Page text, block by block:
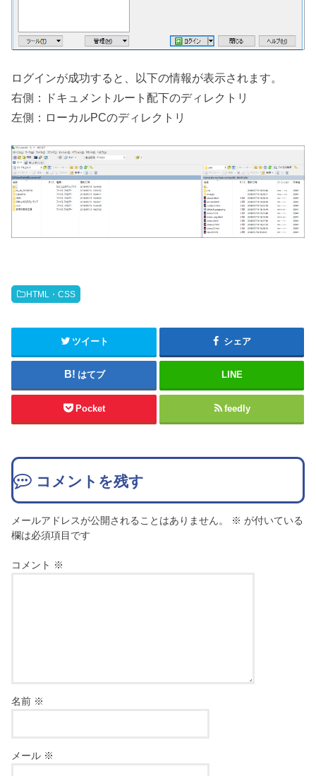
ログインが成功すると、以下の情報が表示されます。
右側：ドキュメントルート配下のディレクトリ
左側：ローカルPCのディレクトリ
HTML・CSS
ツイート シェア
はてブ LINE
Pocket feedly
コメントを残す
メールアドレスが公開されることはありません。 ※ が付いている
欄は必須項目です
コメント ※
名前 ※
メール ※